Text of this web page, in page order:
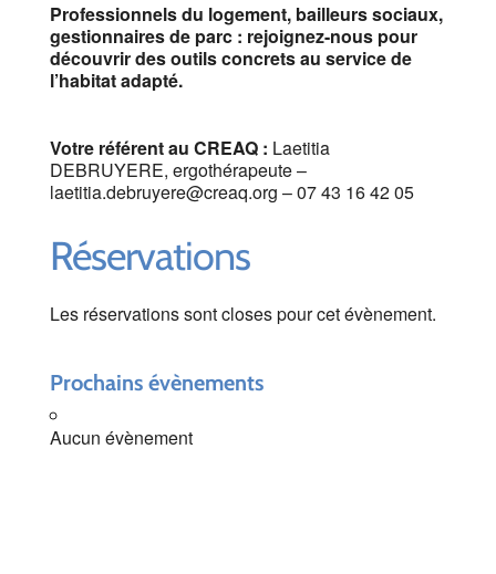
Professionnels du logement, bailleurs sociaux,
gestionnaires de parc : rejoignez-nous pour
découvrir des outils concrets au service de
l’habitat adapté.
Votre référent au CREAQ : Laetitia
DEBRUYERE, ergothérapeute –
laetitia.debruyere@creaq.org – 07 43 16 42 05
Réservations
Les réservations sont closes pour cet évènement.
Prochains évènements
Aucun évènement